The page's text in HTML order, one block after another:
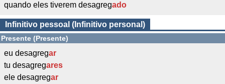
quando eles tiverem desagregado
Infinitivo pessoal (Infinitivo personal)
Presente (Presente)
eu desagregar
tu desagregares
ele desagregar